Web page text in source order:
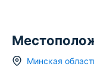
Минская